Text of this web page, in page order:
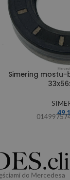
Simering mostu-
do Mercedesa